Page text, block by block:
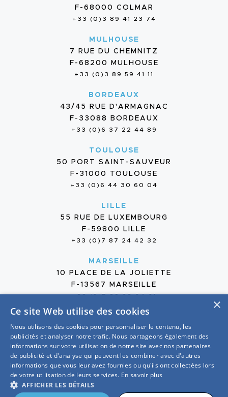
F-68000 COLMAR
+33 (0)3 89 41 23 74
MULHOUSE
7 RUE DU CHEMNITZ
F-68200 MULHOUSE
+33 (0)3 89 59 41 11
BORDEAUX
43/45 RUE D'ARMAGNAC
F-33088 BORDEAUX
+33 (0)6 37 22 44 89
TOULOUSE
50 PORT SAINT-SAUVEUR
F-31000 TOULOUSE
+33 (0)6 44 30 60 04
LILLE
55 RUE DE LUXEMBOURG
F-59800 LILLE
+33 (0)7 87 24 42 32
MARSEILLE
10 PLACE DE LA JOLIETTE
F-13567 MARSEILLE
+33 (0)7 88 38 04 61
2026 — GROUPE OTE
MENTIONS LÉGALES
PROTECTION DES DONNÉES
×
Ce site Web utilise des cookies
Nous utilisons des cookies pour personnaliser le contenu, les
publicités et analyser notre trafic. Nous partageons également des
informations sur votre utilisation de notre site avec nos partenaires
de publicité et d'analyse qui peuvent les combiner avec d'autres
informations que vous leur avez fournies ou qu'ils ont collectées lors
de votre utilisation de leurs services. En savoir plus
AFFICHER LES DÉTAILS